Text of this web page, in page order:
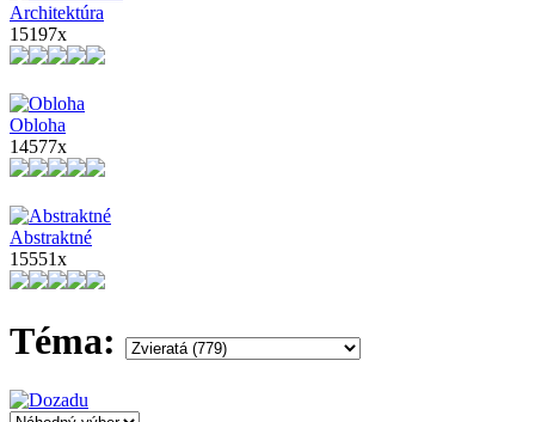
Architektúra
15197x
Obloha
14577x
Abstraktné
15551x
Téma: